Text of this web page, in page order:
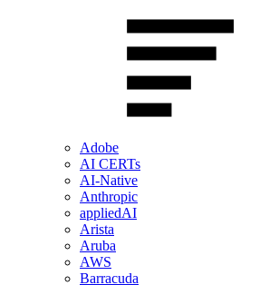
Adobe
AI CERTs
AI-Native
Anthropic
appliedAI
Arista
Aruba
AWS
Barracuda